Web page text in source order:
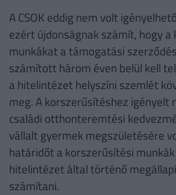
A CSOK eddig nem volt
ezért újdonságnak számít, hogy
munkákat a támogatási
számított három éven belül kell
a hitelintézet helyszíni szemlét
meg. A korszerűsítéshez igényelt
családi otthonteremtési
vállalt gyermek megszületésére
határidőt a korszerűsítési
hitelintézet által történő
számítani.